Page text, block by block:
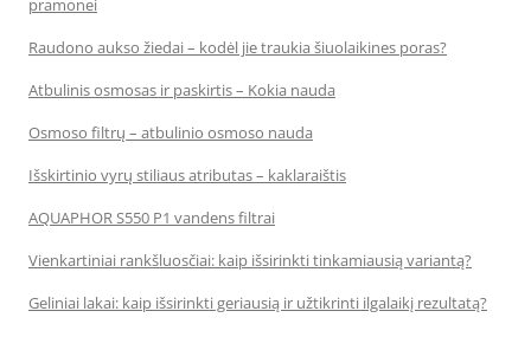
pramonei
Raudono aukso žiedai – kodėl jie traukia šiuolaikines poras?
Atbulinis osmosas ir paskirtis – Kokia nauda
Osmoso filtrų – atbulinio osmoso nauda
Išskirtinio vyrų stiliaus atributas – kaklaraištis
AQUAPHOR S550 P1 vandens filtrai
Vienkartiniai rankšluosčiai: kaip išsirinkti tinkamiausią variantą?
Geliniai lakai: kaip išsirinkti geriausią ir užtikrinti ilgalaikį rezultatą?